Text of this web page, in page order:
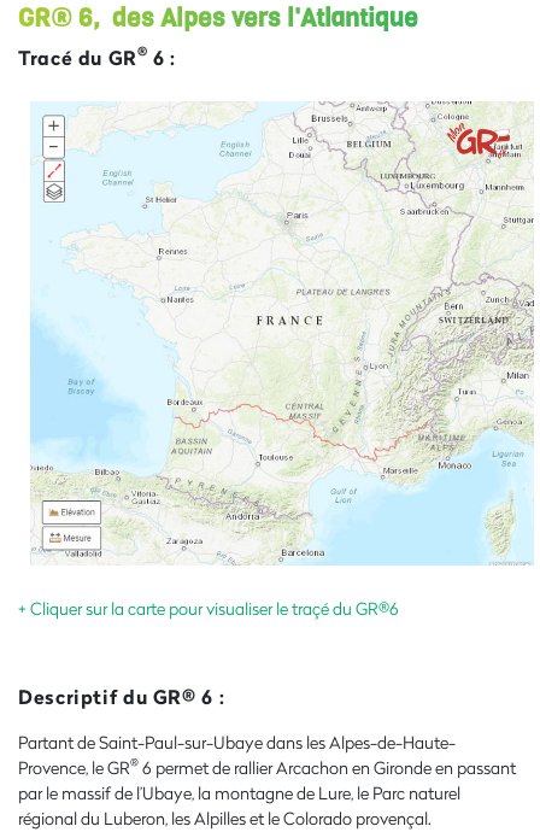
GR® 6, des Alpes vers l'Atlantique
Tracé du GR® 6 :
+ Cliquer sur la carte pour visualiser le traçé du GR®6
Descriptif du GR® 6 :
Partant de Saint-Paul-sur-Ubaye dans les Alpes-de-Haute-
Provence, le GR® 6 permet de rallier Arcachon en Gironde en passant
par le massif de l’Ubaye, la montagne de Lure, le Parc naturel
régional du Luberon, les Alpilles et le Colorado provençal.